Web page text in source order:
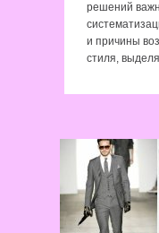
решений
и причины
стиля,